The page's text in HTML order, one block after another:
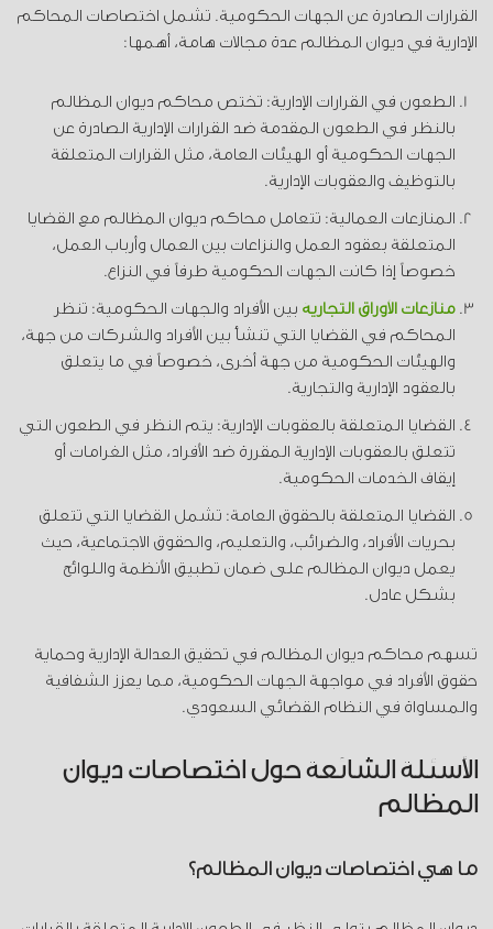
القرارات الصادرة عن الجهات الحكومية. تشمل اختصاصات المحاكم
الإدارية في ديوان المظالم عدة مجالات هامة، أهمها:
الطعون في القرارات الإدارية: تختص محاكم ديوان المظالم
بالنظر في الطعون المقدمة ضد القرارات الإدارية الصادرة عن
الجهات الحكومية أو الهيئات العامة، مثل القرارات المتعلقة
بالتوظيف والعقوبات الإدارية.
المنازعات العمالية: تتعامل محاكم ديوان المظالم مع القضايا
المتعلقة بعقود العمل والنزاعات بين العمال وأرباب العمل،
خصوصاً إذا كانت الجهات الحكومية طرفاً في النزاع.
منازعات الأوراق التجارية بين الأفراد والجهات الحكومية: تنظر
المحاكم في القضايا التي تنشأ بين الأفراد والشركات من جهة،
والهيئات الحكومية من جهة أخرى، خصوصاً في ما يتعلق
بالعقود الإدارية والتجارية.
القضايا المتعلقة بالعقوبات الإدارية: يتم النظر في الطعون التي
تتعلق بالعقوبات الإدارية المقررة ضد الأفراد، مثل الغرامات أو
إيقاف الخدمات الحكومية.
القضايا المتعلقة بالحقوق العامة: تشمل القضايا التي تتعلق
بحريات الأفراد، والضرائب، والتعليم، والحقوق الاجتماعية، حيث
يعمل ديوان المظالم على ضمان تطبيق الأنظمة واللوائح
بشكل عادل.
تسهم محاكم ديوان المظالم في تحقيق العدالة الإدارية وحماية
حقوق الأفراد في مواجهة الجهات الحكومية، مما يعزز الشفافية
والمساواة في النظام القضائي السعودي.
الأسئلة الشائعة حول اختصاصات ديوان
المظالم
ما هي اختصاصات ديوان المظالم؟